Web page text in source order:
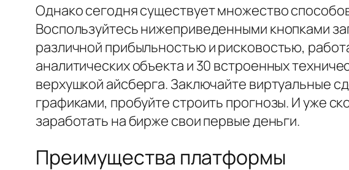
Однако сегодня существует множество
Воспользуйтесь нижеприведенными кнопками
различной прибыльностью и рисковостью,
аналитических объекта и 30 встроенных
верхушкой айсберга. Заключайте виртуальные
графиками, пробуйте строить прогнозы. И уже
заработать на бирже свои первые деньги.
Преимущества платформы